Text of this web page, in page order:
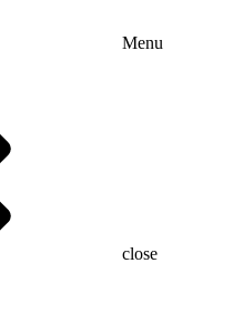
Menu
close